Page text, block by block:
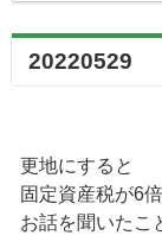
20220529
更地にすると
固定資産税が6
お話を聞いたこ